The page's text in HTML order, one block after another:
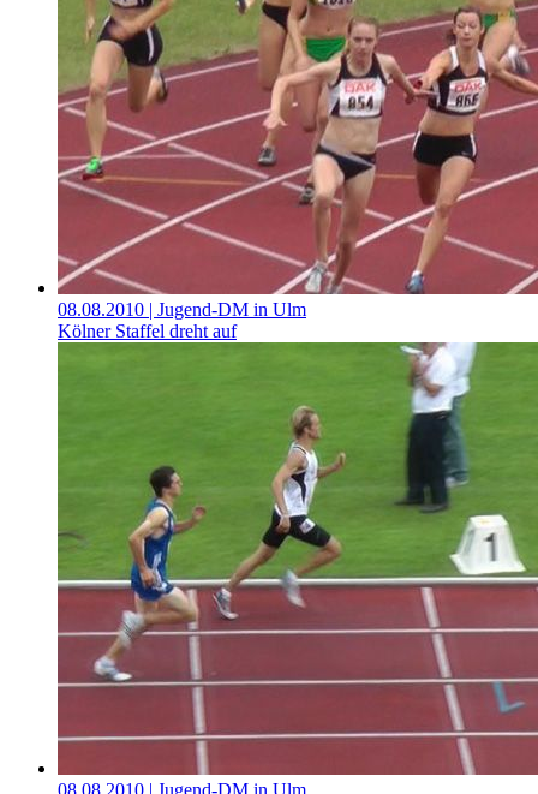
08.08.2010 | Jugend-DM in Ulm
Kölner Staffel dreht auf